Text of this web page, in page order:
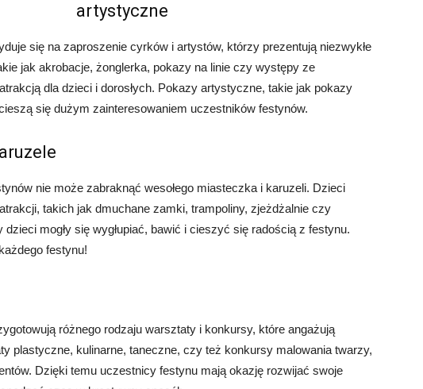
artystyczne
się na zaproszenie cyrków i artystów, którzy prezentują niezwykłe
jak akrobacje, żonglerka, pokazy na linie czy występy ze
dla dzieci i dorosłych. Pokazy artystyczne, takie jak pokazy
się dużym zainteresowaniem uczestników festynów.
nie może zabraknąć wesołego miasteczka i karuzeli. Dzieci
takich jak dmuchane zamki, trampoliny, zjeżdżalnie czy
dzieci mogły się wygłupiać, bawić i cieszyć się radością z festynu.
festynu!
różnego rodzaju warsztaty i konkursy, które angażują
plastyczne, kulinarne, taneczne, czy też konkursy malowania twarzy,
Dzięki temu uczestnicy festynu mają okazję rozwijać swoje